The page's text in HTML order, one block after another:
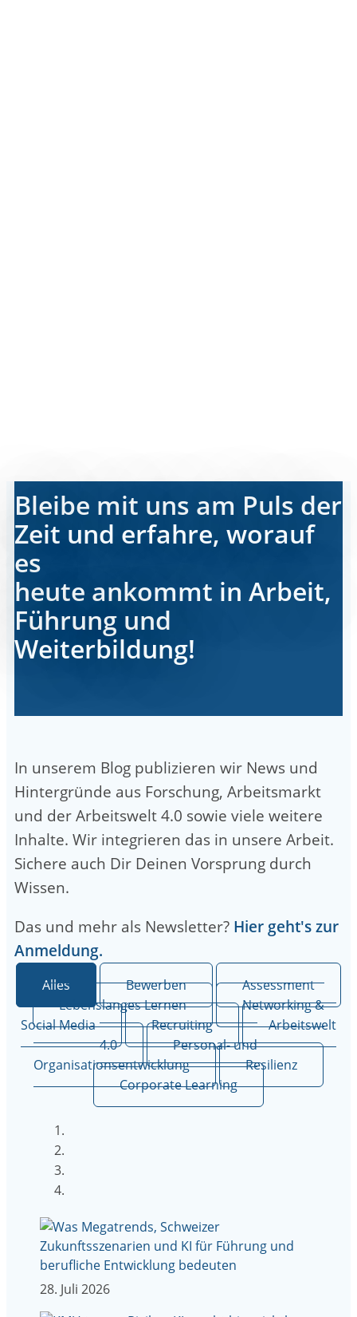
Bleibe mit uns am Puls der
Zeit und erfahre, worauf
es
heute ankommt in Arbeit,
Führung und
Weiterbildung!
In unserem Blog publizieren wir News und
Hintergründe aus Forschung, Arbeitsmarkt
und der Arbeitswelt 4.0 sowie viele weitere
Inhalte. Wir integrieren das in unsere Arbeit.
Sichere auch Dir Deinen Vorsprung durch
Wissen.
Das und mehr als Newsletter? Hier geht's zur
Anmeldung.
Alles Bewerben
Assessment
Lebenslanges Lernen
Networking &
Social Media
Recruiting
Arbeitswelt
4.0
Personal- und
Organisationsentwicklung
Resilienz
Corporate Learning
28. Juli 2026